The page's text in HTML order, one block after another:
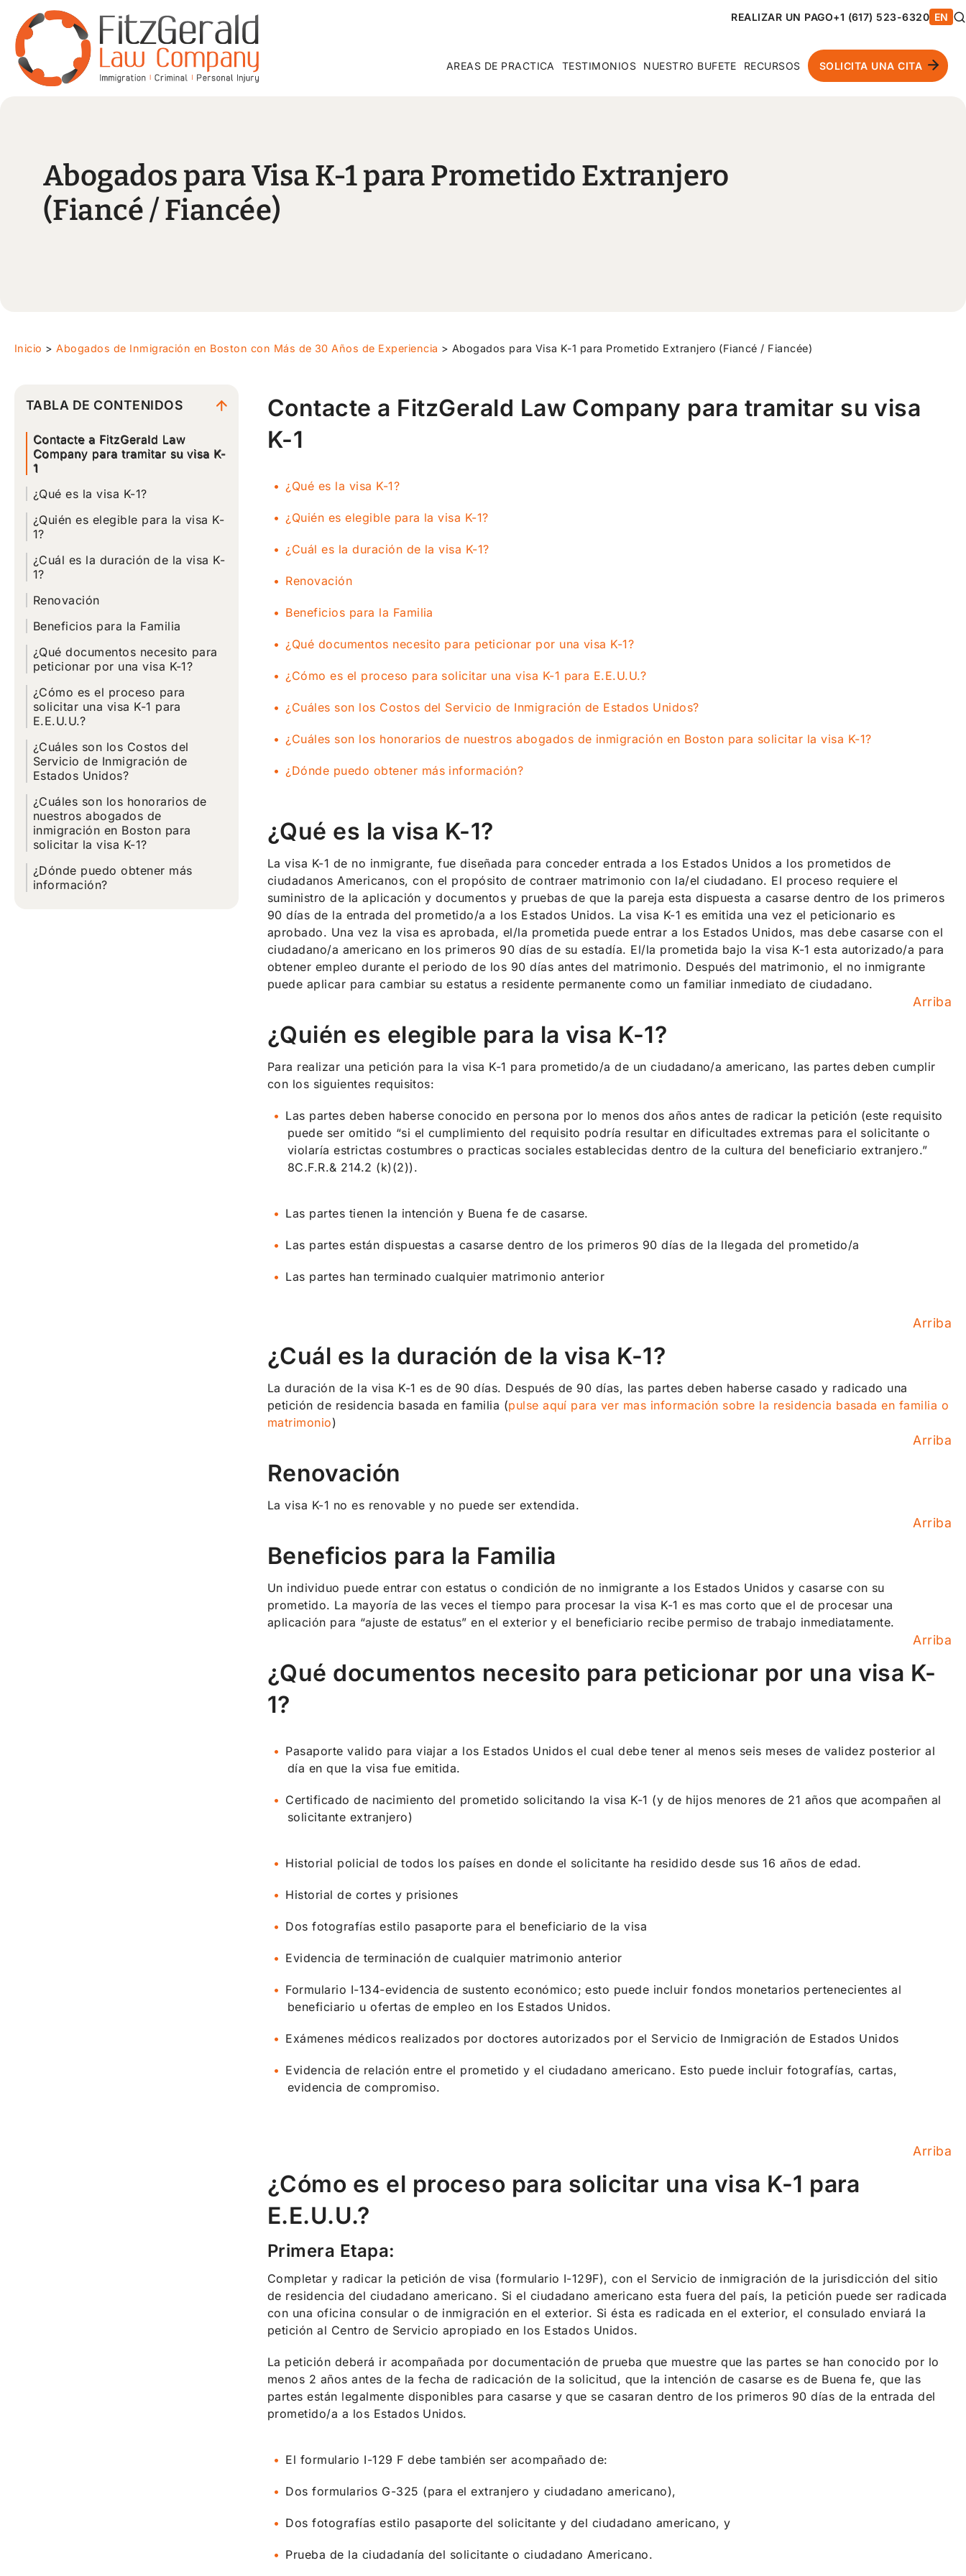
REALIZAR UN PAGO+1 (617) 523-6320 EN
AREAS DE PRACTICA TESTIMONIOS NUESTRO BUFETE RECURSOS SOLICITA UNA CITA
Abogados para Visa K-1 para Prometido Extranjero
(Fiancé / Fiancée)
Inicio >Abogados de Inmigración en Boston con Más de 30 Años de Experiencia > Abogados para Visa K-1 para Prometido Extranjero (Fiancé / Fiancée)
TABLA DE CONTENIDOS
Contacte a FitzGerald Law
Company para tramitar su visa K-
1
¿Qué es la visa K-1?
¿Quién es elegible para la visa K-
1?
¿Cuál es la duración de la visa K-
1?
Renovación
Beneficios para la Familia
¿Qué documentos necesito para
peticionar por una visa K-1?
¿Cómo es el proceso para
solicitar una visa K-1 para
E.E.U.U.?
¿Cuáles son los Costos del
Servicio de Inmigración de
Estados Unidos?
¿Cuáles son los honorarios de
nuestros abogados de
inmigración en Boston para
solicitar la visa K-1?
¿Dónde puedo obtener más
información?
Contacte a FitzGerald Law Company para tramitar su visa
K-1
¿Qué es la visa K-1?
¿Quién es elegible para la visa K-1?
¿Cuál es la duración de la visa K-1?
Renovación
Beneficios para la Familia
¿Qué documentos necesito para peticionar por una visa K-1?
¿Cómo es el proceso para solicitar una visa K-1 para E.E.U.U.?
¿Cuáles son los Costos del Servicio de Inmigración de Estados Unidos?
¿Cuáles son los honorarios de nuestros abogados de inmigración en Boston para solicitar la visa K-1?
¿Dónde puedo obtener más información?
¿Qué es la visa K-1?
La visa K-1 de no inmigrante, fue diseñada para conceder entrada a los Estados Unidos a los prometidos de
ciudadanos Americanos, con el propósito de contraer matrimonio con la/el ciudadano. El proceso requiere el
suministro de la aplicación y documentos y pruebas de que la pareja esta dispuesta a casarse dentro de los primeros
90 días de la entrada del prometido/a a los Estados Unidos. La visa K-1 es emitida una vez el peticionario es
aprobado. Una vez la visa es aprobada, el/la prometida puede entrar a los Estados Unidos, mas debe casarse con el
ciudadano/a americano en los primeros 90 días de su estadía. El/la prometida bajo la visa K-1 esta autorizado/a para
obtener empleo durante el periodo de los 90 días antes del matrimonio. Después del matrimonio, el no inmigrante
puede aplicar para cambiar su estatus a residente permanente como un familiar inmediato de ciudadano.
Arriba
¿Quién es elegible para la visa K-1?
Para realizar una petición para la visa K-1 para prometido/a de un ciudadano/a americano, las partes deben cumplir
con los siguientes requisitos:
Las partes deben haberse conocido en persona por lo menos dos años antes de radicar la petición (este requisito
puede ser omitido “si el cumplimiento del requisito podría resultar en dificultades extremas para el solicitante o
violaría estrictas costumbres o practicas sociales establecidas dentro de la cultura del beneficiario extranjero.”
8C.F.R.& 214.2 (k)(2)).
Las partes tienen la intención y Buena fe de casarse.
Las partes están dispuestas a casarse dentro de los primeros 90 días de la llegada del prometido/a
Las partes han terminado cualquier matrimonio anterior
Arriba
¿Cuál es la duración de la visa K-1?
La duración de la visa K-1 es de 90 días. Después de 90 días, las partes deben haberse casado y radicado una
petición de residencia basada en familia (pulse aquí para ver mas información sobre la residencia basada en familia o
matrimonio)
Arriba
Renovación
La visa K-1 no es renovable y no puede ser extendida.
Arriba
Beneficios para la Familia
Un individuo puede entrar con estatus o condición de no inmigrante a los Estados Unidos y casarse con su
prometido. La mayoría de las veces el tiempo para procesar la visa K-1 es mas corto que el de procesar una
aplicación para “ajuste de estatus” en el exterior y el beneficiario recibe permiso de trabajo inmediatamente.
Arriba
¿Qué documentos necesito para peticionar por una visa K-
1?
Pasaporte valido para viajar a los Estados Unidos el cual debe tener al menos seis meses de validez posterior al
día en que la visa fue emitida.
Certificado de nacimiento del prometido solicitando la visa K-1 (y de hijos menores de 21 años que acompañen al
solicitante extranjero)
Historial policial de todos los países en donde el solicitante ha residido desde sus 16 años de edad.
Historial de cortes y prisiones
Dos fotografías estilo pasaporte para el beneficiario de la visa
Evidencia de terminación de cualquier matrimonio anterior
Formulario I-134-evidencia de sustento económico; esto puede incluir fondos monetarios pertenecientes al
beneficiario u ofertas de empleo en los Estados Unidos.
Exámenes médicos realizados por doctores autorizados por el Servicio de Inmigración de Estados Unidos
Evidencia de relación entre el prometido y el ciudadano americano. Esto puede incluir fotografías, cartas,
evidencia de compromiso.
Arriba
¿Cómo es el proceso para solicitar una visa K-1 para
E.E.U.U.?
Primera Etapa:
Completar y radicar la petición de visa (formulario I-129F), con el Servicio de inmigración de la jurisdicción del sitio
de residencia del ciudadano americano. Si el ciudadano americano esta fuera del país, la petición puede ser radicada
con una oficina consular o de inmigración en el exterior. Si ésta es radicada en el exterior, el consulado enviará la
petición al Centro de Servicio apropiado en los Estados Unidos.
La petición deberá ir acompañada por documentación de prueba que muestre que las partes se han conocido por lo
menos 2 años antes de la fecha de radicación de la solicitud, que la intención de casarse es de Buena fe, que las
partes están legalmente disponibles para casarse y que se casaran dentro de los primeros 90 días de la entrada del
prometido/a a los Estados Unidos.
El formulario I-129 F debe también ser acompañado de:
Dos formularios G-325 (para el extranjero y ciudadano americano),
Dos fotografías estilo pasaporte del solicitante y del ciudadano americano, y
Prueba de la ciudadanía del solicitante o ciudadano Americano.